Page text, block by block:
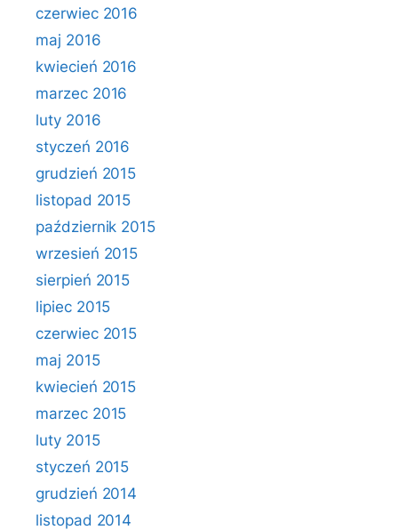
czerwiec 2016
maj 2016
kwiecień 2016
marzec 2016
luty 2016
styczeń 2016
grudzień 2015
listopad 2015
październik 2015
wrzesień 2015
sierpień 2015
lipiec 2015
czerwiec 2015
maj 2015
kwiecień 2015
marzec 2015
luty 2015
styczeń 2015
grudzień 2014
listopad 2014